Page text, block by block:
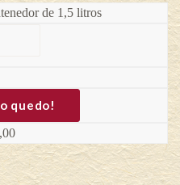
de 1,5 litros
quedo!